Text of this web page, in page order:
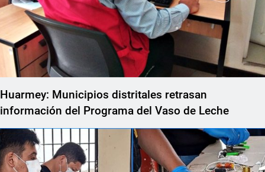
Huarmey: Municipios distritales retrasan
información del Programa del Vaso de Leche